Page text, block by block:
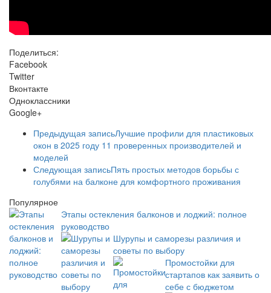
Поделиться:
Facebook
Twitter
Вконтакте
Одноклассники
Google+
Предыдущая записьЛучшие профили для пластиковых
окон в 2025 году 11 проверенных производителей и
моделей
Следующая записьПять простых методов борьбы с
голубями на балконе для комфортного проживания
Популярное
Этапы остекления балконов и лоджий: полное
руководство
Шурупы и саморезы различия и
советы по выбору
Промостойки для
стартапов как заявить о
себе с бюджетом